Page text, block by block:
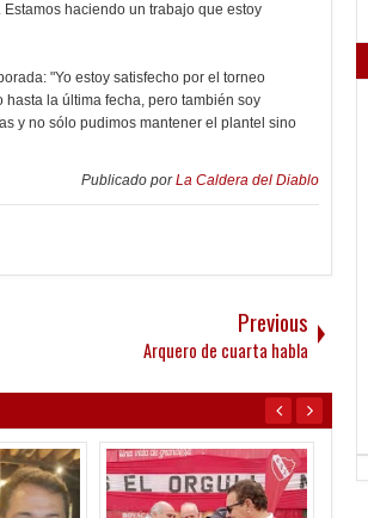
haciendo un trabajo que estoy
"Yo estoy satisfecho por el torneo
la última fecha, pero también soy
y no sólo pudimos mantener el plantel sino
Publicado porLa Caldera del Diablo
Previous
Arquero de cuarta habla